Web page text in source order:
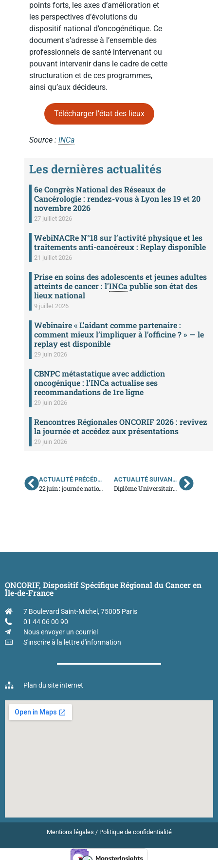
points forts, les axes d’amélioration et
les perspectives d’évolutions du
dispositif national d’oncogénétique. Ce
document s’adresse à l’ensemble des
professionnels de santé intervenant ou
pouvant intervenir dans le cadre de cette
structuration et de ces programmes,
ainsi qu’aux décideurs.
Télécharger l’état des lieux
Source : INCa
Les dernières actualités
6e Congrès National des Réseaux de
Cancérologie : rendez-vous à Lyon les 19 et 20
novembre 2026
27 juillet 2026
WebiNACRe N°18 sur l’activité physique et les
traitements anti-cancéreux : Replay disponible
21 juillet 2026
Prise en soins des adolescents et jeunes adultes
atteints de cancer : l’INCapublie son état des
lieux national
9 juillet 2026
Webinaire « L’aidant comme partenaire :
comment mieux l’impliquer à l’officine ? » — le
replay est disponible
29 juin 2026
CBNPC métastatique avec addiction
oncogénique : l’INCaactualise ses
recommandations de 1re ligne
29 juin 2026
Rencontres Régionales ONCORIF 2026 : revivez
la journée et accédez aux présentations
29 juin 2026
ACTUALITÉ PRÉCÉDENTE
22 juin : journée nationale de réflexion sur les dons d’organes et de greffes
ACTUALITÉ SUIVANTE
Diplôme Universitaire « Coordination et Santé Connectée »
ONCORIF, Dispositif Spécifique Régional du Cancer en
Île-de-France
7 Boulevard Saint-Michel, 75005 Paris
01 44 06 00 90
Nous envoyer un courriel
S'inscrire à la lettre d'information
Plan du site internet
Mentions légales / Politique de confidentialité